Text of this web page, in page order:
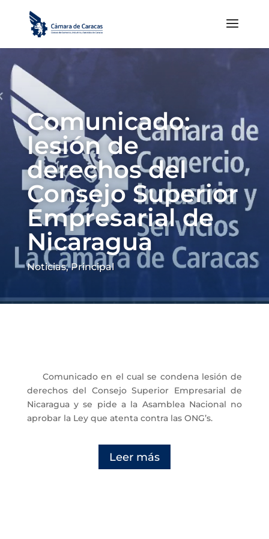
Comunicado:
lesión de
derechos del
Consejo Superior
Empresarial de
Nicaragua
Noticias,Principal
Comunicado en el cual se condena lesión de
derechos del Consejo Superior Empresarial de
Nicaragua y se pide a la Asamblea Nacional no
aprobar la Ley que atenta contra las ONG’s.
Leer más